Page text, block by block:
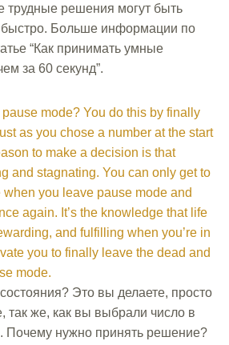
трудные решения могут быть
Больше информации по
“Как принимать умные
за 60 секунд”.
mode? You do this by finally
as you chose a number at the start
to make a decision is that
and stagnating. You can only get to
you leave pause mode and
again. It’s the knowledge that life
and fulfilling when you’re in
you to finally leave the dead and
mode.
Это вы делаете, просто
так же, как вы выбрали число в
Почему нужно принять решение?